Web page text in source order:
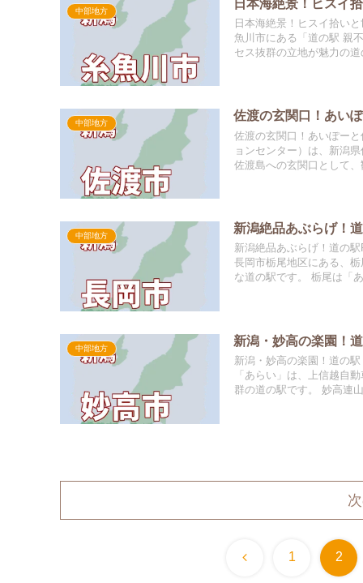
中部地方
日本海絶景！ヒスイ
日本海絶景！ヒスイ拾い
魚川市にある「道の駅 親
セス抜群の立地が魅力の
中部地方
佐渡の玄関口！あい
佐渡の玄関口！あいぽー
ョンセンター）は、新潟
佐渡島への玄関口として
中部地方
新潟絶品あぶらげ！
新潟絶品あぶらげ！道の
長岡市栃尾地区にある、
な道の駅です。 栃尾は「
中部地方
新潟・妙高の楽園！
新潟・妙高の楽園！道の
「あらい」は、上信越自
群の道の駅です。 妙高連
前 1 2